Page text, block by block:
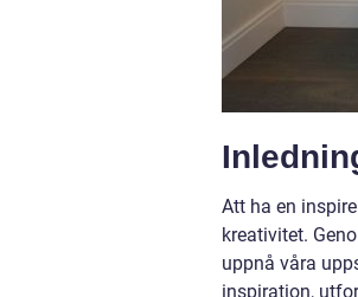
Att ha en
kreativitet.
uppnå våra
inspiration,